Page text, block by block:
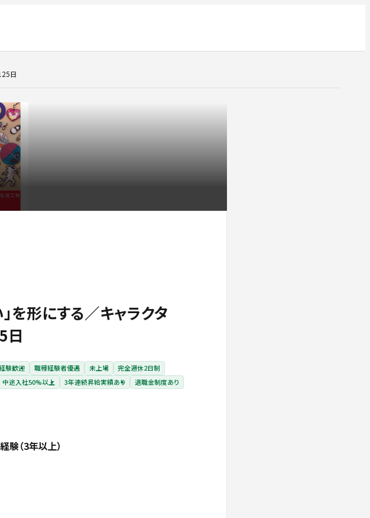
日
を形にする／キャラクタ
日
験歓迎 職種経験者優遇 未上場
完全週休2日制
中途入社50%以上 3年連続昇給実績あり 退職金制度あり
（3年以上）